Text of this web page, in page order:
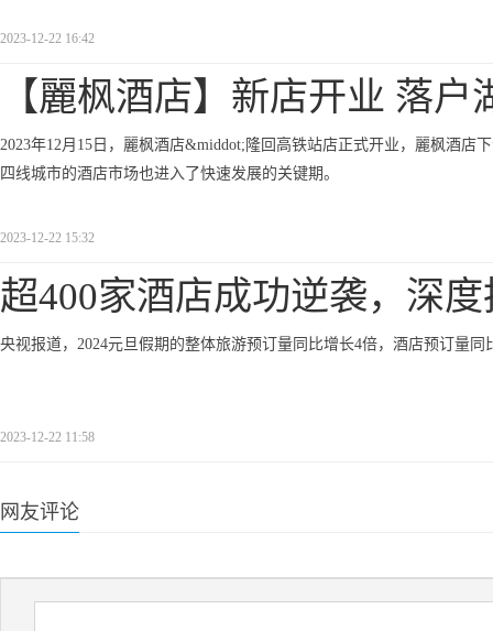
2023-12-22 16:42
【麗枫酒店】新店开业 落户
2023年12月15日，麗枫酒店&middot;隆回高铁站店正式开业，麗枫酒
四线城市的酒店市场也进入了快速发展的关键期。
2023-12-22 15:32
超400家酒店成功逆袭，深
央视报道，2024元旦假期的整体旅游预订量同比增长4倍，酒店预订量同
2023-12-22 11:58
网友评论